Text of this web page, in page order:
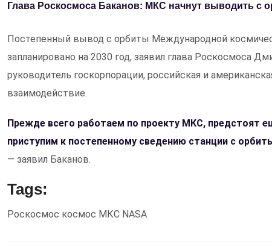
Глава Роскосмоса Баканов: МКС начнут выводить с
Постепенный вывод с орбиты Международной
запланировано на 2030 год, заявил глава Роскосмоса
руководитель госкорпорации, российская и
взаимодействие.
Прежде всего работаем по проекту МКС, предстоят
приступим к постепенному сведению станции с
— заявил Баканов.
Tags:
Роскосмос космос МКС NASA